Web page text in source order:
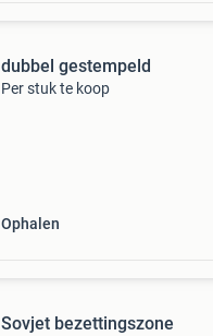
dubbel gestempeld
Per stuk te koop
Ophalen
Sovjet bezettingszone